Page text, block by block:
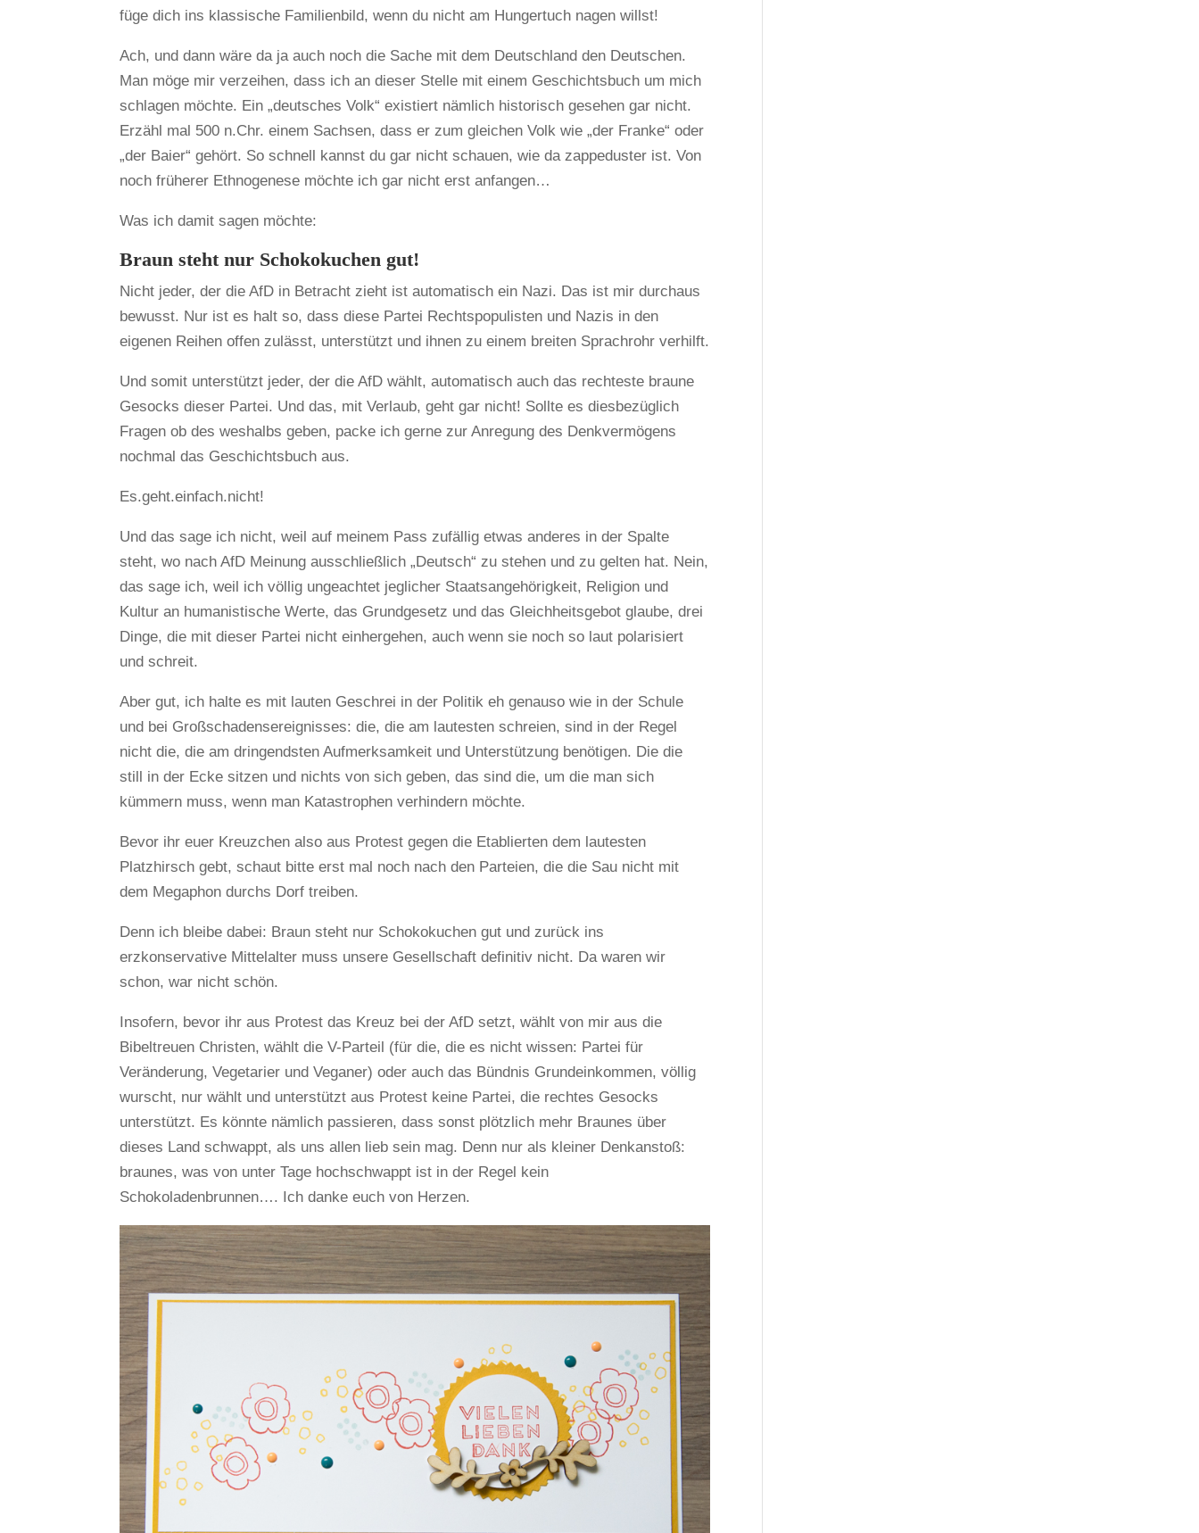
füge dich ins klassische Familienbild, wenn du nicht am Hungertuch nagen willst!
Ach, und dann wäre da ja auch noch die Sache mit dem Deutschland den Deutschen.
Man möge mir verzeihen, dass ich an dieser Stelle mit einem Geschichtsbuch um mich
schlagen möchte. Ein „deutsches Volk“ existiert nämlich historisch gesehen gar nicht.
Erzähl mal 500 n.Chr. einem Sachsen, dass er zum gleichen Volk wie „der Franke“ oder
„der Baier“ gehört. So schnell kannst du gar nicht schauen, wie da zappeduster ist. Von
noch früherer Ethnogenese möchte ich gar nicht erst anfangen…
Was ich damit sagen möchte:
Braun steht nur Schokokuchen gut!
Nicht jeder, der die AfD in Betracht zieht ist automatisch ein Nazi. Das ist mir durchaus
bewusst. Nur ist es halt so, dass diese Partei Rechtspopulisten und Nazis in den
eigenen Reihen offen zulässt, unterstützt und ihnen zu einem breiten Sprachrohr verhilft.
Und somit unterstützt jeder, der die AfD wählt, automatisch auch das rechteste braune
Gesocks dieser Partei. Und das, mit Verlaub, geht gar nicht! Sollte es diesbezüglich
Fragen ob des weshalbs geben, packe ich gerne zur Anregung des Denkvermögens
nochmal das Geschichtsbuch aus.
Es.geht.einfach.nicht!
Und das sage ich nicht, weil auf meinem Pass zufällig etwas anderes in der Spalte
steht, wo nach AfD Meinung ausschließlich „Deutsch“ zu stehen und zu gelten hat. Nein,
das sage ich, weil ich völlig ungeachtet jeglicher Staatsangehörigkeit, Religion und
Kultur an humanistische Werte, das Grundgesetz und das Gleichheitsgebot glaube, drei
Dinge, die mit dieser Partei nicht einhergehen, auch wenn sie noch so laut polarisiert
und schreit.
Aber gut, ich halte es mit lauten Geschrei in der Politik eh genauso wie in der Schule
und bei Großschadensereignisses: die, die am lautesten schreien, sind in der Regel
nicht die, die am dringendsten Aufmerksamkeit und Unterstützung benötigen. Die die
still in der Ecke sitzen und nichts von sich geben, das sind die, um die man sich
kümmern muss, wenn man Katastrophen verhindern möchte.
Bevor ihr euer Kreuzchen also aus Protest gegen die Etablierten dem lautesten
Platzhirsch gebt, schaut bitte erst mal noch nach den Parteien, die die Sau nicht mit
dem Megaphon durchs Dorf treiben.
Denn ich bleibe dabei: Braun steht nur Schokokuchen gut und zurück ins
erzkonservative Mittelalter muss unsere Gesellschaft definitiv nicht. Da waren wir
schon, war nicht schön.
Insofern, bevor ihr aus Protest das Kreuz bei der AfD setzt, wählt von mir aus die
Bibeltreuen Christen, wählt die V-Parteil (für die, die es nicht wissen: Partei für
Veränderung, Vegetarier und Veganer) oder auch das Bündnis Grundeinkommen, völlig
wurscht, nur wählt und unterstützt aus Protest keine Partei, die rechtes Gesocks
unterstützt. Es könnte nämlich passieren, dass sonst plötzlich mehr Braunes über
dieses Land schwappt, als uns allen lieb sein mag. Denn nur als kleiner Denkanstoß:
braunes, was von unter Tage hochschwappt ist in der Regel kein
Schokoladenbrunnen…. Ich danke euch von Herzen.